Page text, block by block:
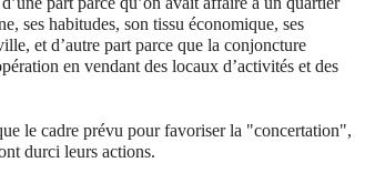
ses habitudes, son tissu économique, ses
et d’autre part parce que la conjoncture
en vendant des locaux d’activités et des
le cadre prévu pour favoriser la "concertation",
durci leurs actions.